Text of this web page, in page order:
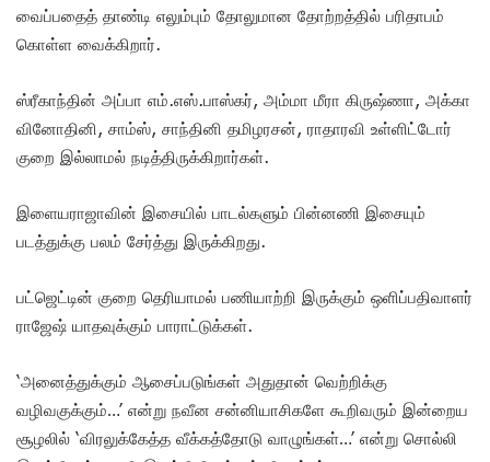
வைப்பதைத் தாண்டி எலும்பும் தோலுமான தோற்றத்தில் பரிதாபம்
கொள்ள வைக்கிறார்.
ஸ்ரீகாந்தின் அப்பா எம்.எஸ்.பாஸ்கர், அம்மா மீரா கிருஷ்ணா, அக்கா
வினோதினி, சாம்ஸ், சாந்தினி தமிழரசன், ராதாரவி உள்ளிட்டோர்
குறை இல்லாமல் நடித்திருக்கிறார்கள்.
இளையராஜாவின் இசையில் பாடல்களும் பின்னணி இசையும்
படத்துக்கு பலம் சேர்த்து இருக்கிறது.
பட்ஜெட்டின் குறை தெரியாமல் பணியாற்றி இருக்கும் ஒளிப்பதிவாளர்
ராஜேஷ் யாதவுக்கும் பாராட்டுக்கள்.
‘அனைத்துக்கும் ஆசைப்படுங்கள் அதுதான் வெற்றிக்கு
வழிவகுக்கும்…’ என்று நவீன சன்னியாசிகளே கூறிவரும் இன்றைய
சூழலில் ‘விரலுக்கேத்த வீக்கத்தோடு வாழுங்கள்…’ என்று சொல்லி